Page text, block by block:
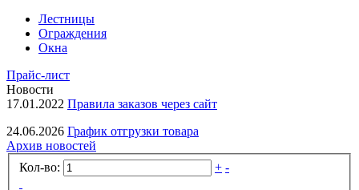
Лестницы
Ограждения
Окна
Прайс-лист
Новости
17.01.2022 Правила заказов через сайт
24.06.2026 График отгрузки товара
Архив новостей
Кол-во:
+ -